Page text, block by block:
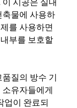
축물에 사용하
를 사용하면
부를 보호할
질의 방수 기
유자들에게
업이 완료되